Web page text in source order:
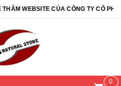
CỦA CÔNG TY CỔ PHẦN
0